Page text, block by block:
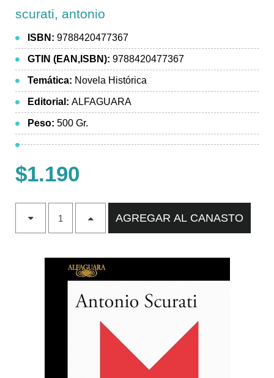
scurati, antonio
ISBN: 9788420477367
GTIN (EAN,ISBN): 9788420477367
Temática: Novela Histórica
Editorial: ALFAGUARA
Peso: 500 Gr.
$1.190
AGREGAR AL CANASTO